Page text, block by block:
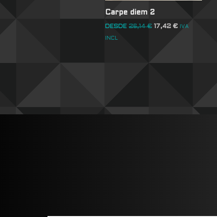
Carpe diem 2
DESDE 26,14€ 17,42 € IVA
INCL